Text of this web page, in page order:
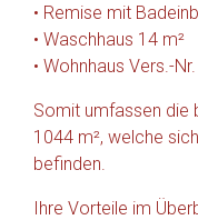
• Remise mit
• Waschhaus 14 m²
• Wohnhaus Vers.-
Somit umfassen die
1044 m², welche
befinden.
Ihre Vorteile im